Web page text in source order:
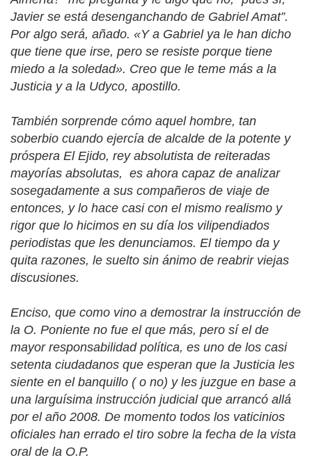
Javier se está desenganchando de Gabriel Amat”.
Por algo será, añado. «Y a Gabriel ya le han dicho
que tiene que irse, pero se resiste porque tiene
miedo a la soledad». Creo que le teme más a la
Justicia y a la Udyco, apostillo.
También sorprende cómo aquel hombre, tan
soberbio cuando ejercía de alcalde de la potente y
próspera El Ejido, rey absolutista de reiteradas
mayorías absolutas, es ahora capaz de analizar
sosegadamente a sus compañeros de viaje de
entonces, y lo hace casi con el mismo realismo y
rigor que lo hicimos en su día los vilipendiados
periodistas que les denunciamos. El tiempo da y
quita razones, le suelto sin ánimo de reabrir viejas
discusiones.
Enciso, que como vino a demostrar la instrucción de
la O. Poniente no fue el que más, pero sí el de
mayor responsabilidad política, es uno de los casi
setenta ciudadanos que esperan que la Justicia les
siente en el banquillo ( o no) y les juzgue en base a
una larguísima instrucción judicial que arrancó allá
por el año 2008. De momento todos los vaticinios
oficiales han errado el tiro sobre la fecha de la vista
oral de la O.P.